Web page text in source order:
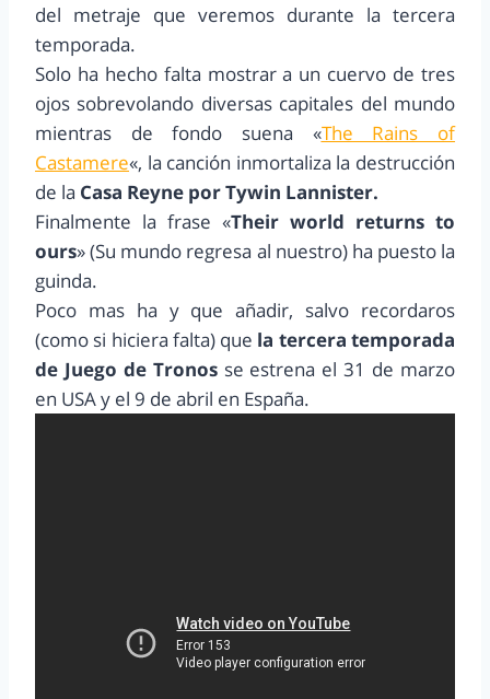
del metraje que veremos durante la tercera
temporada.
Solo ha hecho falta mostrar a un cuervo de tres
ojos sobrevolando diversas capitales del mundo
mientras de fondo suena «The Rains of
Castamere«, la canción inmortaliza la destrucción
de la Casa Reyne por Tywin Lannister.
Finalmente la frase «Their world returns to
ours» (Su mundo regresa al nuestro) ha puesto la
guinda.
Poco mas ha y que añadir, salvo recordaros
(como si hiciera falta) que la tercera temporada
de Juego de Tronosse estrena el 31 de marzo
en USA y el 9 de abril en España.